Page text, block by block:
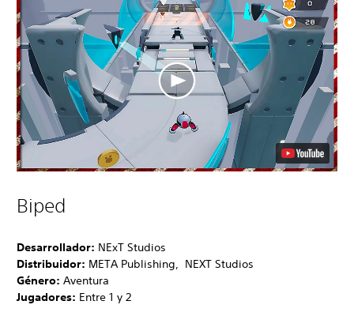
Biped
Desarrollador: NExT Studios
Distribuidor: META Publishing, NEXT Studios
Género: Aventura
Jugadores: Entre 1 y 2